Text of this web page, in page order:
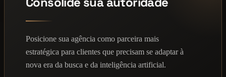
Posicione sua agência como parceira mais
estratégica para clientes que precisam se adaptar à
nova era da busca e da inteligência artificial.